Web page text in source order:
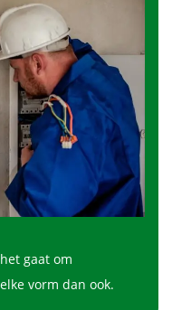
gaat om
vorm dan ook.